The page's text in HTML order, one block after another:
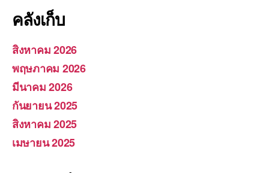
คลังเก็บ
สิงหาคม 2026
พฤษภาคม 2026
มีนาคม 2026
กันยายน 2025
สิงหาคม 2025
เมษายน 2025